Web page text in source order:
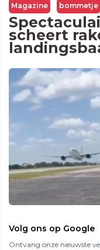
Magazine bommetje
scheert
Volg ons op Google
Ontvang onze nieuwste